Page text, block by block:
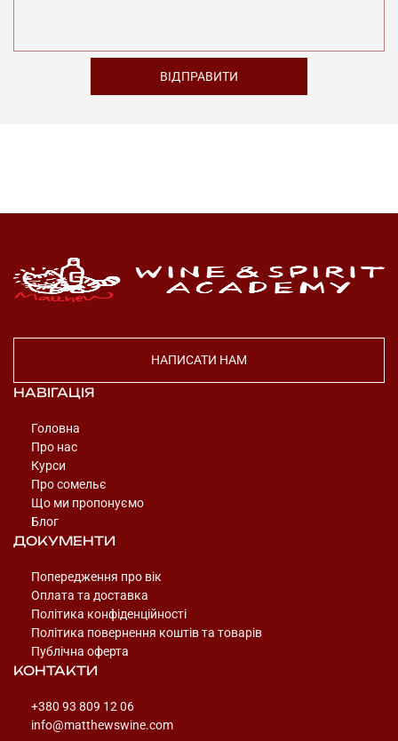
НАПИСАТИ НАМ
НАВІГАЦІЯ
Головна
Про нас
Курси
Про сомельє
Що ми пропонуємо
Блог
ДОКУМЕНТИ
Попередження про вік
Оплата та доставка
Політика конфіденційності
Політика повернення коштів та товарів
Публічна оферта
КОНТАКТИ
+380 93 809 12 06
info@matthewswine.com